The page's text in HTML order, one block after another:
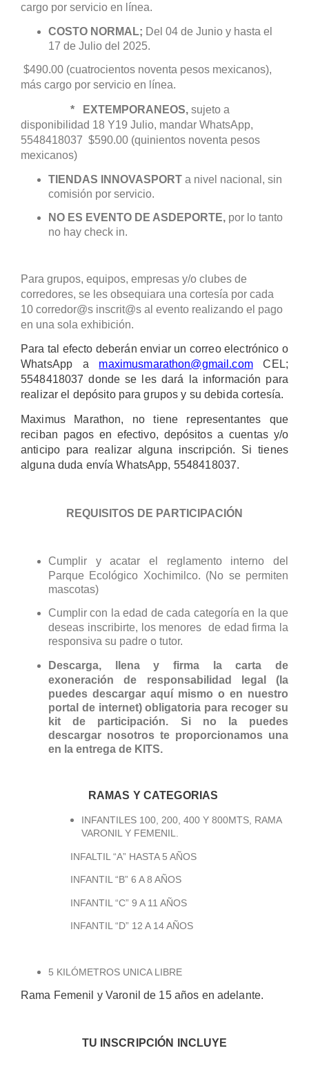
cargo por servicio en línea.
COSTO NORMAL; Del 04 de Junio y hasta el
17 de Julio del 2025.
$490.00 (cuatrocientos noventa pesos mexicanos),
más cargo por servicio en línea.
* EXTEMPORANEOS, sujeto a
disponibilidad 18 Y19 Julio, mandar WhatsApp,
5548418037 $590.00 (quinientos noventa pesos
mexicanos)
TIENDAS INNOVASPORT a nivel nacional, sin
comisión por servicio.
NO ES EVENTO DE ASDEPORTE, por lo tanto
no hay check in.
Para grupos, equipos, empresas y/o clubes de
corredores, se les obsequiara una cortesía por cada
10 corredor@s inscrit@s al evento realizando el pago
en una sola exhibición.
Para tal efecto deberán enviar un correo electrónico o
WhatsApp a maximusmarathon@gmail.comCEL;
5548418037 donde se les dará la información para
realizar el depósito para grupos y su debida cortesía.
Maximus Marathon, no tiene representantes que
reciban pagos en efectivo, depósitos a cuentas y/o
anticipo para realizar alguna inscripción. Si tienes
alguna duda envía WhatsApp, 5548418037.
REQUISITOS DE PARTICIPACIÓN
Cumplir y acatar el reglamento interno del
Parque Ecológico Xochimilco. (No se permiten
mascotas)
Cumplir con la edad de cada categoría en la que
deseas inscribirte, los menores de edad firma la
responsiva su padre o tutor.
Descarga, llena y firma la carta de
exoneración de responsabilidad legal (la
puedes descargar aquí mismo o en nuestro
portal de internet) obligatoria para recoger su
kit de participación. Si no la puedes
descargar nosotros te proporcionamos una
en la entrega de KITS.
RAMAS Y CATEGORIAS
INFANTILES 100, 200, 400 Y 800MTS, RAMA
VARONIL Y FEMENIL.
INFALTIL “A” HASTA 5 AÑOS
INFANTIL “B” 6 A 8 AÑOS
INFANTIL “C” 9 A 11 AÑOS
INFANTIL “D” 12 A 14 AÑOS
5 KILÓMETROS UNICA LIBRE
Rama Femenil y Varonil de 15 años en adelante.
TU INSCRIPCIÓN INCLUYE